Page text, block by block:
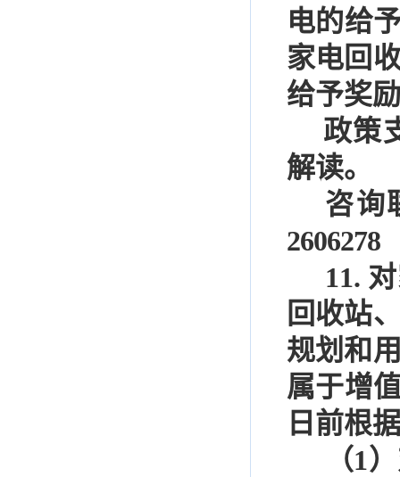
电的给
家电回
给予奖
政策
解读。
咨询
2606278
11.
回收站
规划和
属于增
日前根
（1）